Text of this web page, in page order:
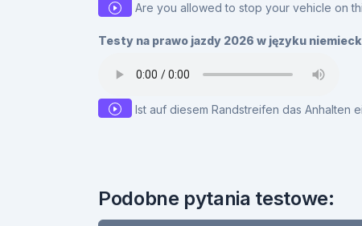
Are you allowed to stop your vehicle on
Testy na prawo jazdy 2026 w języku
Ist auf diesem Randstreifen das Anhalten
Podobne pytania testowe: